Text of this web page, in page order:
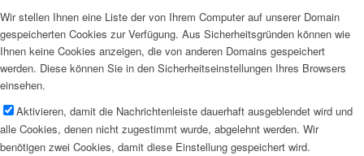
Wir stellen Ihnen eine Liste der von Ihrem Computer auf unserer Domain
gespeicherten Cookies zur Verfügung. Aus Sicherheitsgründen können wie
Ihnen keine Cookies anzeigen, die von anderen Domains gespeichert
werden. Diese können Sie in den Sicherheitseinstellungen Ihres Browsers
einsehen.
Aktivieren, damit die Nachrichtenleiste dauerhaft ausgeblendet wird und
alle Cookies, denen nicht zugestimmt wurde, abgelehnt werden. Wir
benötigen zwei Cookies, damit diese Einstellung gespeichert wird.